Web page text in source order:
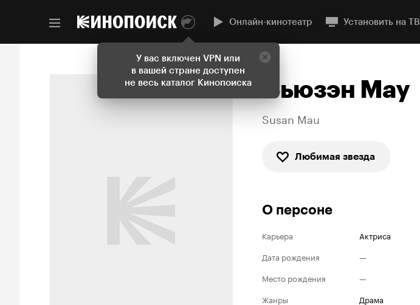
У вас включен VPN или
в вашей стране доступен
не весь каталог Кинопоиска
Онлайн-кинотеатр Установить на ТВ
Сьюзэн Мау
Susan Mau
Любимая звезда
О персоне
Карьера
Актриса
Дата рождения
—
Место рождения
—
Жанры
драма